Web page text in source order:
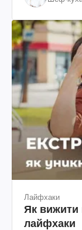
Лайфхаки
Як вижити
лайфхаки